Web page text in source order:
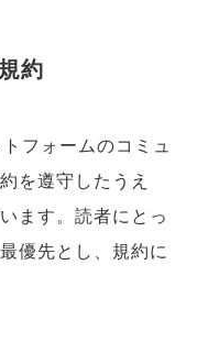
約
フォームのコミュ
を遵守したうえ
ます。読者にとっ
優先とし、規約に